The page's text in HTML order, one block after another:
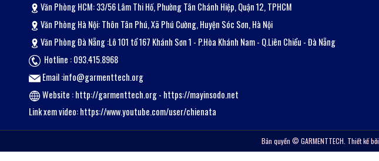
Văn Phòng HCM: 33/56 Lâm Thi Hố, Phường Tân Chánh Hiệp, Quận 12, TPHCM
Văn Phòng Hà Nội: Thôn Tân Phú, Xã Phú Cường, Huyện Sóc Sơn, Hà Nội
Văn Phòng Đà Nẵng :Lô 101 tổ 167 Khánh Sơn 1 - P.Hòa Khánh Nam - Q.Liên Chiểu - Đà Nẵng
Hotline : 093.415.8968
Email :info@garmenttech.org
Website :http://garmenttech.org- https://mayinsodo.net
Link xem video:https://www.youtube.com/user/chienata
Bản quyền © GARMENTTECH. Thiết kế bởi